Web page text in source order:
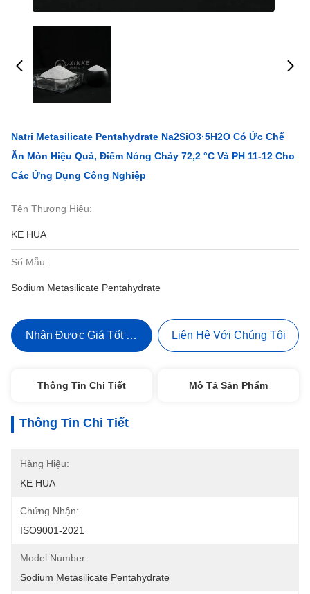
Natri Metasilicate Pentahydrate Na2SiO3·5H2O Có Ức Chế
Ăn Mòn Hiệu Quả, Điểm Nóng Chảy 72,2 °C Và PH 11-12 Cho
Các Ứng Dụng Công Nghiệp
Tên Thương Hiệu:
KE HUA
Số Mẫu:
Sodium Metasilicate Pentahydrate
Nhận Được Giá Tốt Nhất Liên Hệ Với Chúng Tôi
Thông Tin Chi Tiết Mô Tả Sản Phẩm
Thông Tin Chi Tiết
Hàng Hiệu:
KE HUA
Chứng Nhận:
ISO9001-2021
Model Number:
Sodium Metasilicate Pentahydrate